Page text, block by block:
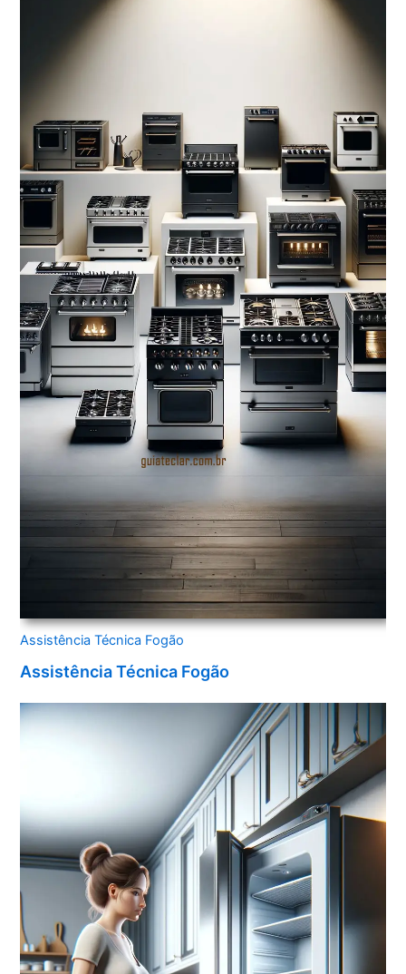
Assistência Técnica Fogão
Assistência Técnica Fogão